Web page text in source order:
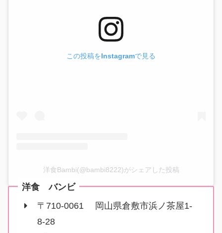
この投稿をInstagramで見る
洋食Bambi(@bambi8222)がシェアした投稿
洋食 バンビ
〒710-0061 岡山県倉敷市浜ノ茶屋1-
8-28